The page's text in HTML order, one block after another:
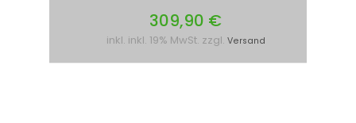
309,90 €
inkl. inkl. 19% MwSt. zzgl. Versand